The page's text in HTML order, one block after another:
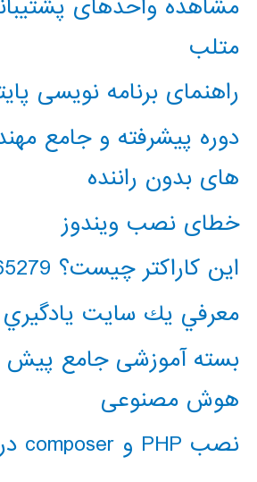
متلب
راهنمای برنامه نویسی
دوره پیشرفته و جامع
های بدون راننده
خطای نصب ویندوز
این کاراکتر چیست؟ 65279
معرفي يك سايت يادگيري
بسته آموزشی جامع پیش
هوش مصنوعی
نصب PHP و composer در ویندوز 10